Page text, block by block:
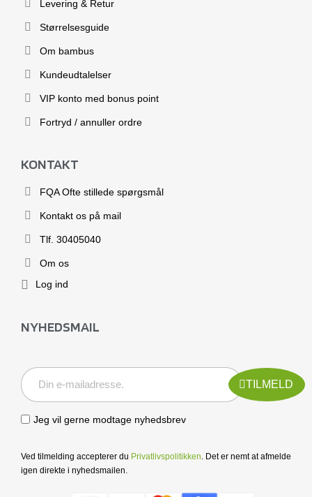
Levering & Retur
Størrelsesguide
Om bambus
Kundeudtalelser
VIP konto med bonus point
Fortryd / annuller ordre
KONTAKT
FQA Ofte stillede spørgsmål
Kontakt os på mail
Tlf. 30405040
Om os
Log ind
NYHEDSMAIL
TILMELD
Jeg vil gerne modtage nyhedsbrev
Ved tilmelding accepterer du Privatlivspolitikken . Det er nemt at afmelde
igen direkte i nyhedsmailen.